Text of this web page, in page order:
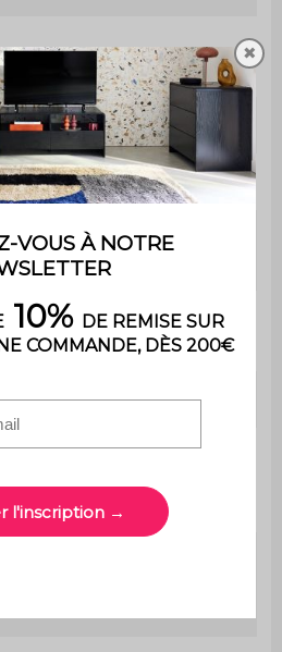
12 cm
Ferme
Non
110 kg par place
Usage domestique
uniquement
2 ans
Le montage est très
fournie
✖